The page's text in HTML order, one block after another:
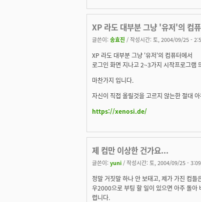
XP 라도 대부분 그냥 '유저'의 컴
글쓴이: 송효진 / 작성시간: 토, 2004/09/25 -
XP 라도 대부분 그냥 '유저'의 컴퓨터에서
로그인 화면 지나고 2~3가지 시작프로그램
마찬가지 입니다.
자신이 직접 올릴것을 고르지 않는한 절대
https://xenosi.de/
제 컴만 이상한 건가요...
글쓴이: yuni / 작성시간: 토, 2004/09/25 -
정말 거짓말 하나 안 보태고, 제가 가진 컴
우2000으로 부팅 할 일이 있으면 아주 돌아
렵니다.